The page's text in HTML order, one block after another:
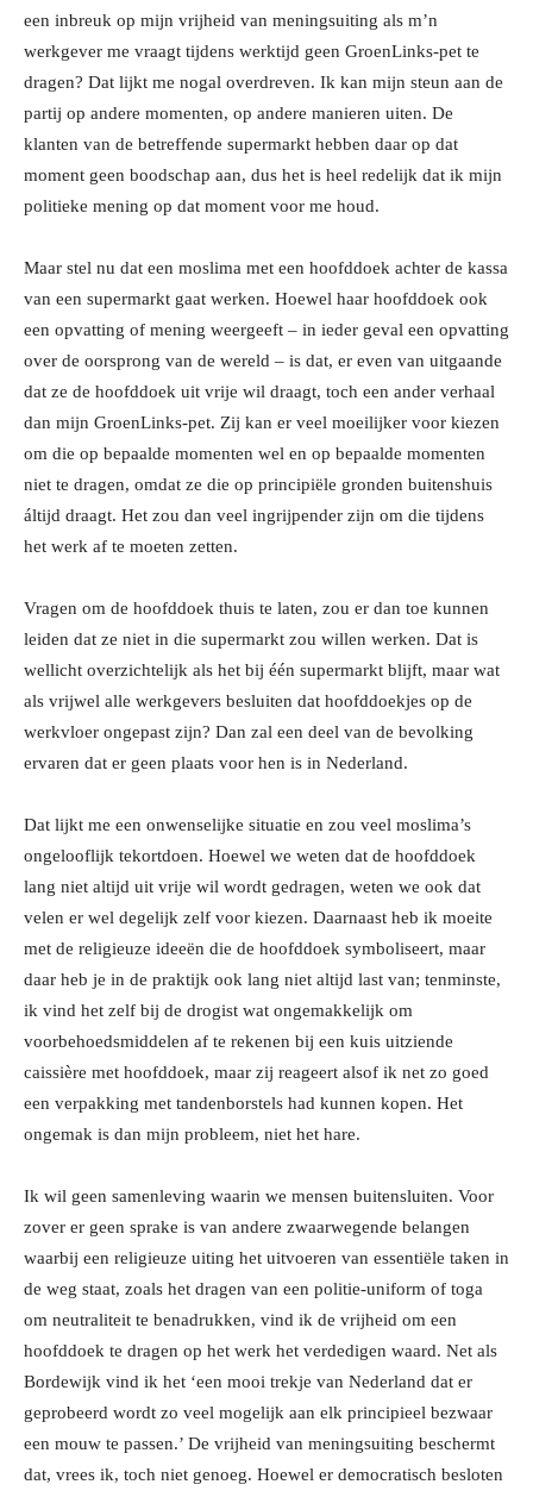
een inbreuk op mijn vrijheid van meningsuiting als m’n
werkgever me vraagt tijdens werktijd geen GroenLinks-pet te
dragen? Dat lijkt me nogal overdreven. Ik kan mijn steun aan de
partij op andere momenten, op andere manieren uiten. De
klanten van de betreffende supermarkt hebben daar op dat
moment geen boodschap aan, dus het is heel redelijk dat ik mijn
politieke mening op dat moment voor me houd.
Maar stel nu dat een moslima met een hoofddoek achter de kassa
van een supermarkt gaat werken. Hoewel haar hoofddoek ook
een opvatting of mening weergeeft – in ieder geval een opvatting
over de oorsprong van de wereld – is dat, er even van uitgaande
dat ze de hoofddoek uit vrije wil draagt, toch een ander verhaal
dan mijn GroenLinks-pet. Zij kan er veel moeilijker voor kiezen
om die op bepaalde momenten wel en op bepaalde momenten
niet te dragen, omdat ze die op principiële gronden buitenshuis
áltijd draagt. Het zou dan veel ingrijpender zijn om die tijdens
het werk af te moeten zetten.
Vragen om de hoofddoek thuis te laten, zou er dan toe kunnen
leiden dat ze niet in die supermarkt zou willen werken. Dat is
wellicht overzichtelijk als het bij één supermarkt blijft, maar wat
als vrijwel alle werkgevers besluiten dat hoofddoekjes op de
werkvloer ongepast zijn? Dan zal een deel van de bevolking
ervaren dat er geen plaats voor hen is in Nederland.
Dat lijkt me een onwenselijke situatie en zou veel moslima’s
ongelooflijk tekortdoen. Hoewel we weten dat de hoofddoek
lang niet altijd uit vrije wil wordt gedragen, weten we ook dat
velen er wel degelijk zelf voor kiezen. Daarnaast heb ik moeite
met de religieuze ideeën die de hoofddoek symboliseert, maar
daar heb je in de praktijk ook lang niet altijd last van; tenminste,
ik vind het zelf bij de drogist wat ongemakkelijk om
voorbehoedsmiddelen af te rekenen bij een kuis uitziende
caissière met hoofddoek, maar zij reageert alsof ik net zo goed
een verpakking met tandenborstels had kunnen kopen. Het
ongemak is dan mijn probleem, niet het hare.
Ik wil geen samenleving waarin we mensen buitensluiten. Voor
zover er geen sprake is van andere zwaarwegende belangen
waarbij een religieuze uiting het uitvoeren van essentiële taken in
de weg staat, zoals het dragen van een politie-uniform of toga
om neutraliteit te benadrukken, vind ik de vrijheid om een
hoofddoek te dragen op het werk het verdedigen waard. Net als
Bordewijk vind ik het ‘een mooi trekje van Nederland dat er
geprobeerd wordt zo veel mogelijk aan elk principieel bezwaar
een mouw te passen.’ De vrijheid van meningsuiting beschermt
dat, vrees ik, toch niet genoeg. Hoewel er democratisch besloten